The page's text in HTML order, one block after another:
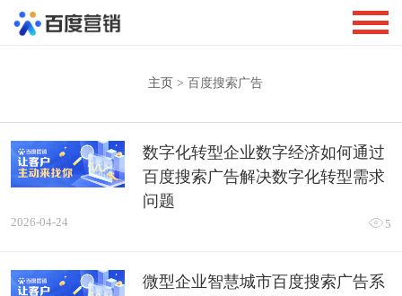
主页 > 百度搜索广告
数字化转型企业数字经济如何通过
百度搜索广告解决数字化转型需求
问题
2026-04-24  5
微型企业智慧城市百度搜索广告系